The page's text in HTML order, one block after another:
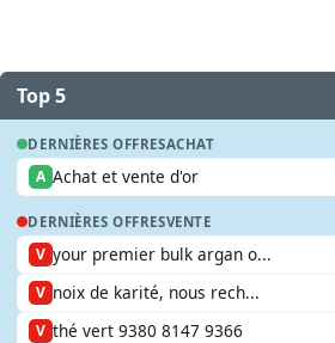
Top 5
DERNIÈRES OFFRESACHAT
A Achat et vente d'or
DERNIÈRES OFFRESVENTE
V your premier bulk argan o...
V noix de karité, nous rech...
V thé vert 9380 8147 9366